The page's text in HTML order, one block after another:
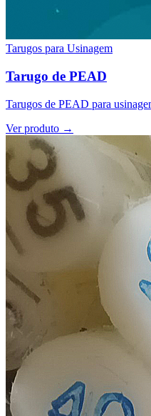
Tarugos para Usinagem
Tarugo de PEAD
Tarugos de PEAD para
Ver produto →